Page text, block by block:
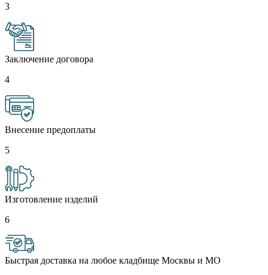
3
Заключение договора
4
Внесение предоплаты
5
Изготовление изделий
6
Быстрая доставка на любое кладбище Москвы и МО